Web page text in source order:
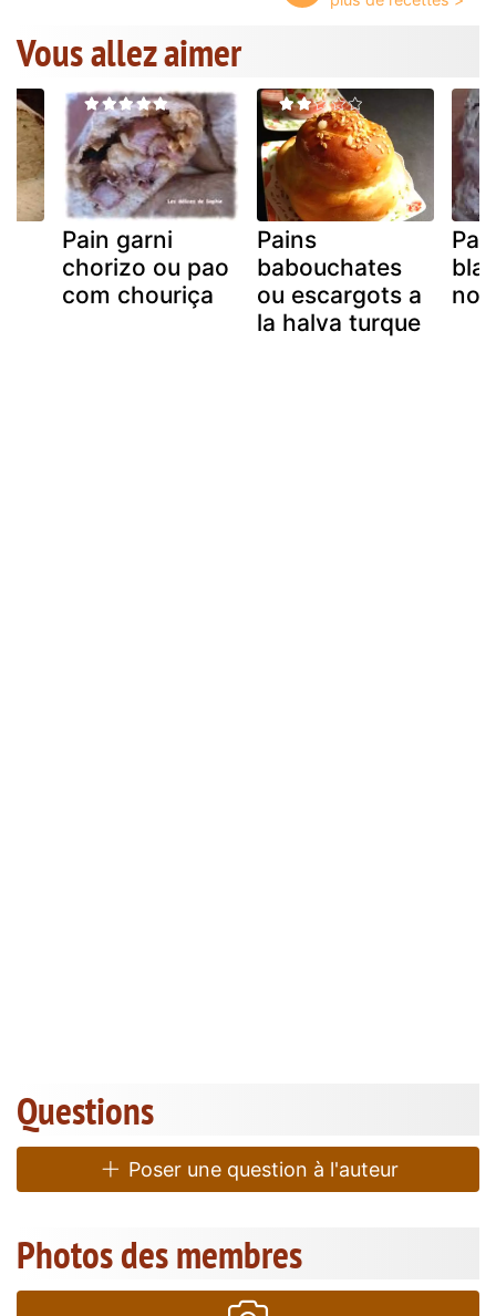
Vous allez aimer
Pain garni
chorizo ou pao
com chouriça
Pains
babouchates
ou escargots a
la halva turque
Questions
Poser une question à l'auteur
Photos des membres